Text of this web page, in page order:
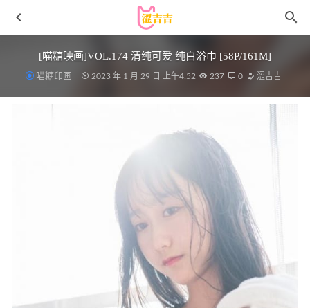
[喵糖映画]VOL.174 清纯可爱 纯白浴巾 [58P/161M]
喵糖印画 2023 年 1 月 29 日 上午4:52 237 0 涩吉吉
Min.E (민이) – NO.20 [LEEHEE EXPRESS] LERB-181 [85P-
[Xiuren秀人网]2025.01.26 NO.9831 杨晨晨
2025-08-05
抱走莫子AA – NO.72 波光粼粼 [54P1V-1.23GB]
2025-03-28
[Xiuren秀人网]2023.12.21 NO.7842 lingyu69[60+1P/627MB]
2024-04-05